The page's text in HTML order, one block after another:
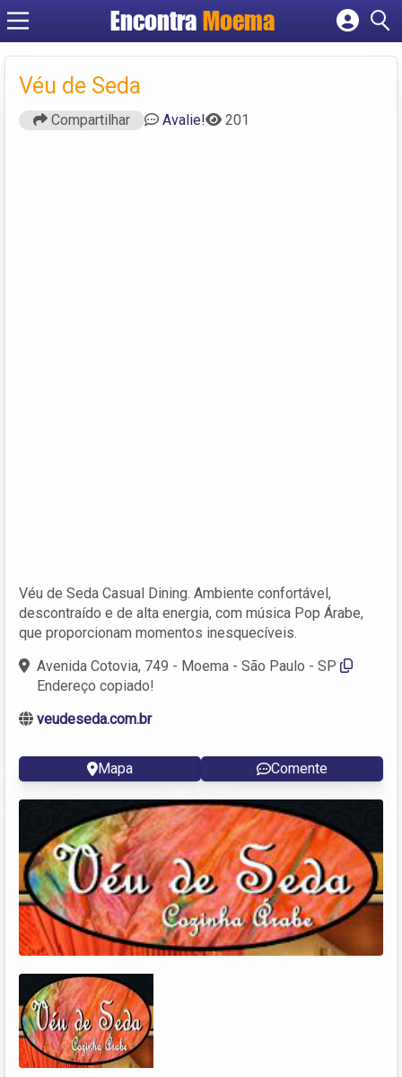
Encontra Moema
Véu de Seda
Compartilhar Avalie! 201
Véu de Seda Casual Dining. Ambiente confortável,
descontraído e de alta energia, com música Pop Árabe,
que proporcionam momentos inesquecíveis.
Avenida Cotovia, 749 - Moema - São Paulo - SP
Endereço copiado!
veudeseda.com.br
Mapa Comente